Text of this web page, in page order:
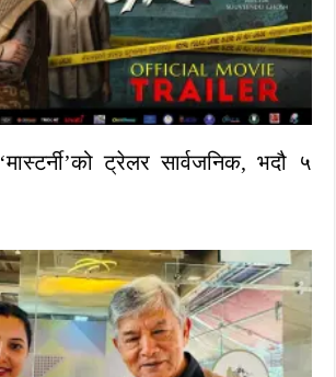
ट्रेलर सार्वजनिक, भदौ ५